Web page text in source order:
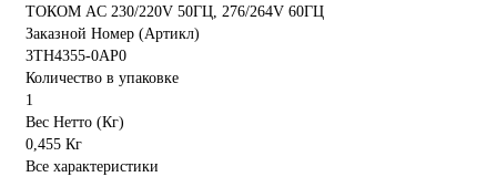
ТОКОМ AC 230/220V 50ГЦ, 276/264V 60ГЦ
Заказной Номер (Артикл)
3TH4355-0AP0
Количество в упаковке
1
Вес Нетто (Кг)
0,455 Кг
Все характеристики